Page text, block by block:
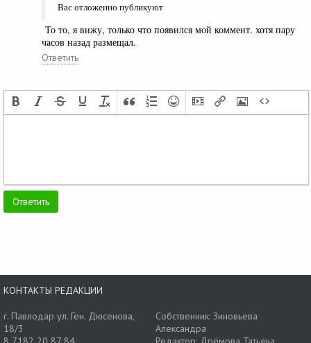
Вас отложенно публикуют
То то, я вижу, только что появился мой коммент. хотя пару
часов назад размещал.
Ответить
КОНТАКТЫ РЕДАКЦИИ
г. Павлодар ул. Ген. Дюсенова,
18/3
Собственник: Зиновьева
Александра